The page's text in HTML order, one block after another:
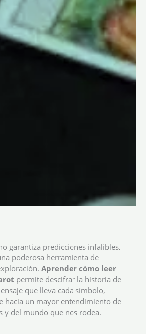
garantiza predicciones infalibles,
poderosa herramienta de
Aprender cómo leer
permite descifrar la historia de
que lleva cada símbolo,
hacia un mayor entendimiento de
y del mundo que nos rodea.